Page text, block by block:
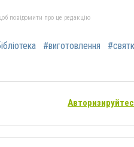
повідомити про це редакцію
#виготовлення